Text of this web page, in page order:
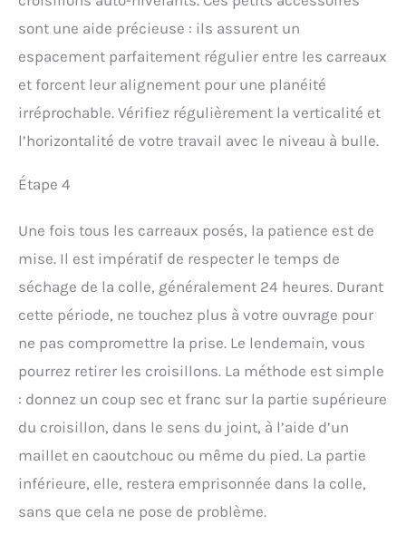
sont une aide précieuse : ils assurent un
espacement parfaitement régulier entre les carreaux
et forcent leur alignement pour une planéité
irréprochable. Vérifiez régulièrement la verticalité et
l’horizontalité de votre travail avec le niveau à bulle.
Étape 4
Une fois tous les carreaux posés, la patience est de
mise. Il est impératif de respecter le temps de
séchage de la colle, généralement 24 heures. Durant
cette période, ne touchez plus à votre ouvrage pour
ne pas compromettre la prise. Le lendemain, vous
pourrez retirer les croisillons. La méthode est simple
: donnez un coup sec et franc sur la partie supérieure
du croisillon, dans le sens du joint, à l’aide d’un
maillet en caoutchouc ou même du pied. La partie
inférieure, elle, restera emprisonnée dans la colle,
sans que cela ne pose de problème.